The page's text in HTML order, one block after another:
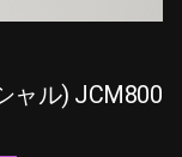
ャル) JCM800